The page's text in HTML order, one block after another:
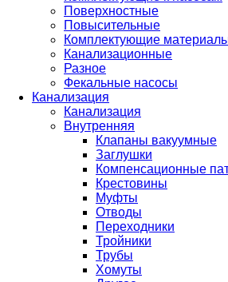
Поверхностные
Повысительные
Комплектующие
Канализационные
Разное
Фекальные насосы
Канализация
Канализация
Внутренняя
Клапаны вакуумные
Заглушки
Компенсационные
Крестовины
Муфты
Отводы
Переходники
Тройники
Трубы
Хомуты